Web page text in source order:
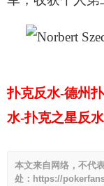
扑克反水-德州
水-扑克之星反
本文来自网络，不代
处：https://